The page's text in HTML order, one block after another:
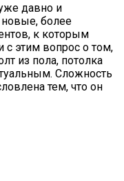
давно и
новые, более
к которым
с этим вопрос о том,
из пола, потолка
Сложность
тем, что он